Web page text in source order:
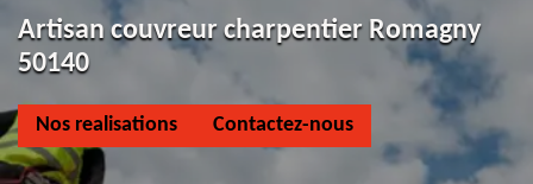
Artisan couvreur charpentier Romagny
50140
Nos realisations Contactez-nous